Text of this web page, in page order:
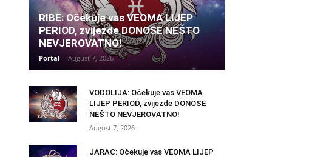
RIBE: Očekuje vas VEOMA LIJEP
PERIOD, zvijezde DONOSE NEŠTO
NEVJEROVATNO!
Portal - August 7, 2026
VODOLIJA: Očekuje vas VEOMA
LIJEP PERIOD, zvijezde DONOSE
NEŠTO NEVJEROVATNO!
August 7, 2026
JARAC: Očekuje vas VEOMA LIJEP